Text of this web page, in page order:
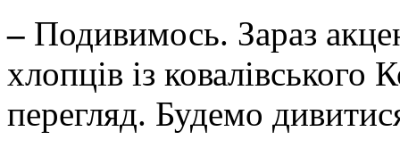
– Подивимось. Зараз
хлопців із ковалівського
перегляд. Будемо